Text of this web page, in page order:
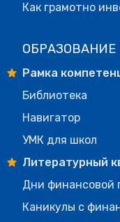
Как грамотно
ОБРАЗОВАНИЕ
Рамка
Библиотека
Навигатор
УМК для школ
Литературный
Дни финансовой
Каникулы с